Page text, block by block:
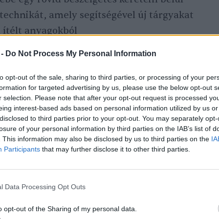
Do Not Process My Personal Information
opt-out of the sale, sharing to third parties, or processing of your
for targeted advertising by us, please use the below opt-out
selection. Please note that after your opt-out request is processed
interest-based ads based on personal information utilized by us
to third parties prior to your opt-out. You may separately
of your personal information by third parties on the IAB’s list of
This information may also be disclosed by us to third parties on the
Participants that may further disclose it to other third parties.
Data Processing Opt Outs
opt-out of the Sharing of my personal data.
amely segítségével új tárgyakat
ítélt anyagokból
tárgyukat – Tetra Pak dobozokból
kartonból és újságpapírból füzetet,
készíthetnek
a többi résztvevőnek,
a jövőben hogyan tudják hasznosítani
szeretnének fejlődni, jobban
Városi Strand
Strand